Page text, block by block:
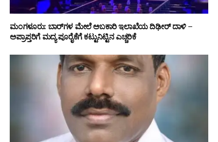
ಮಂಗಳೂರು: ಬಾರ್‌ಗಳ ಮೇಲೆ ಅಬಕಾರಿ ಇಲಾಖೆಯ ದಿಢೀರ್ ದಾಳಿ –
ಅಪ್ರಾಪ್ತರಿಗೆ ಮದ್ಯ ಪೂರೈಕೆಗೆ ಕಟ್ಟುನಿಟ್ಟಿನ ಎಚ್ಚರಿಕೆ